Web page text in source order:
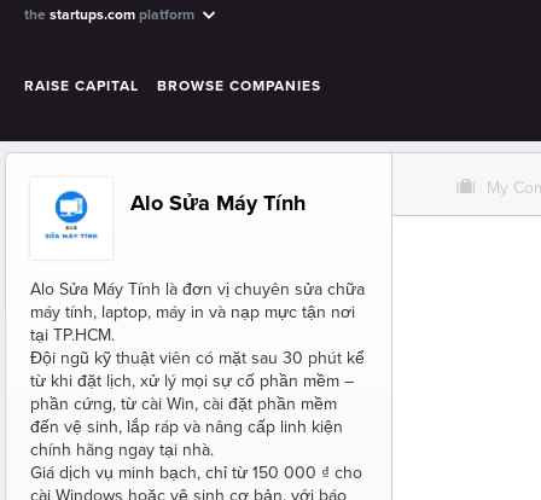
the startups.com platform
RAISE CAPITAL BROWSE COMPANIES
Alo Sửa Máy Tính
Alo Sửa Máy Tính là đơn vị chuyên sửa chữa
máy tính, laptop, máy in và nạp mực tận nơi
tại TP.HCM.
Đội ngũ kỹ thuật viên có mặt sau 30 phút kể
từ khi đặt lịch, xử lý mọi sự cố phần mềm –
phần cứng, từ cài Win, cài đặt phần mềm
đến vệ sinh, lắp ráp và nâng cấp linh kiện
chính hãng ngay tại nhà.
Giá dịch vụ minh bạch, chỉ từ 150 000 ₫ cho
cài Windows hoặc vệ sinh cơ bản, với báo
O My